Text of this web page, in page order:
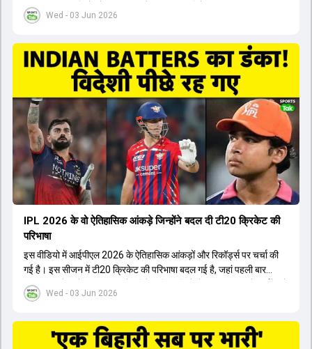
Wed - 03 Jun 2026
अपनी पुरानी गलतियों को स्वीकार करते हुए एक नया रिसेट बटन दबाया। टीम
मैनेजमेंट में Mo Bobat, Andy Flower, Dinesh Karthik और एनालिस्ट
के तहत Bhuvneshwar Kumar, Krunal Pandya और Rasikh Salam
जैसे भारतीय खिलाड़ियों को टीम में शामिल किया गया, जिन्होंने शानदार प्रदर्शन
किया। इसके अलावा, Virat Kohli की भूमिका में भी बदलाव देखा गया, जहां वह
अब टीम के युवा खिलाड़ियों के साथ ज्यादा जुड़े हुए नजर आते हैं। कप्तान Rajat
Patidar के नेतृत्व में टीम का कम्युनिकेशन बहुत स्पष्ट रहा है। एनालिस्ट से लेकर
मैनेजमेंट तक, सभी एक ही पेज पर रहते हैं, जिससे मैदान पर कोई कंफ्यूजन नहीं
होता। यही कारण है कि RCB ने लगातार सफलता हासिल की है।
Wed - 03 Jun 2026
IPL 2026 के वो ऐतिहासिक आंकड़े जिन्होंने बदल दी टी20 क्रिकेट की
परिभाषा
इस वीडियो में आईपीएल 2026 के ऐतिहासिक आंकड़ों और रिकॉर्ड्स पर चर्चा की
गई है। इस सीजन में टी20 क्रिकेट की परिभाषा बदल गई है, जहां पहली बार
भारतीय बल्लेबाजों का स्ट्राइक रेट विदेशी खिलाड़ियों से ज्यादा रहा। पूरे टूर्नामेंट में
1426 छक्के लगे और 65 बार टीमों ने 200 से ज्यादा का स्कोर बनाया, जो एक
स्ट्राइक रेट के साथ मोस्ट वैल्युएबल प्लेयर का खिताब जीता। इसके अलावा पंजाब
और बेंगलुरु के प्रदर्शन के साथ-साथ लक्ष्य का पीछा करने वाली टीमों की सफलता